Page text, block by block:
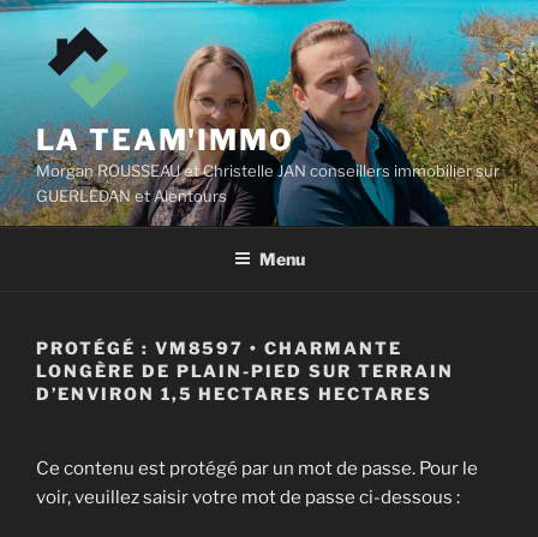
Aller
contenu
LA TEAM'IMMO
Morgan ROUSSEAU et Christelle JAN conseillers immobilier sur
GUERLEDAN et Alentours
Menu
PROTÉGÉ : VM8597 • CHARMANTE
LONGÈRE DE PLAIN-PIED SUR TERRAIN
D’ENVIRON 1,5 HECTARES HECTARES
Ce contenu est protégé par un mot de passe. Pour le
voir, veuillez saisir votre mot de passe ci-dessous :